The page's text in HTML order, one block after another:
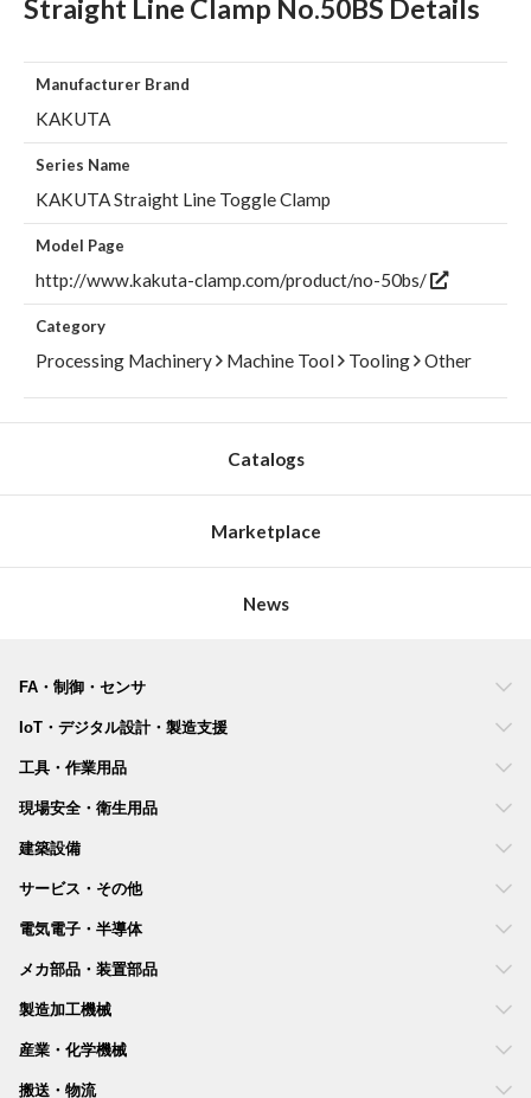
Straight Line Clamp No.50BS Details
Manufacturer Brand
KAKUTA
Series Name
KAKUTA Straight Line Toggle Clamp
Model Page
http://www.kakuta-clamp.com/product/no-50bs/
Category
Processing Machinery Machine Tool Tooling Other
Catalogs
Marketplace
News
FA・制御・センサ
IoT・デジタル設計・製造支援
工具・作業用品
現場安全・衛生用品
建築設備
サービス・その他
電気電子・半導体
メカ部品・装置部品
製造加工機械
産業・化学機械
搬送・物流